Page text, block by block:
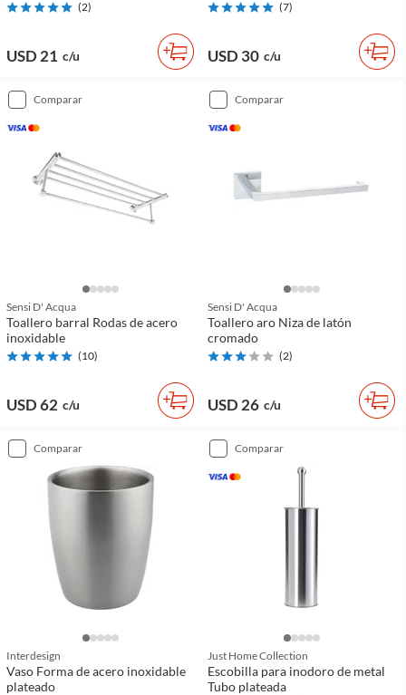
(2)
USD 21 c/u
(7)
USD 30 c/u
comparar
Sensi D' Acqua
Toallero barral Rodas de acero
inoxidable
(10)
USD 62 c/u
comparar
Sensi D' Acqua
Toallero aro Niza de latón
cromado
(2)
USD 26 c/u
comparar
Interdesign
Vaso Forma de acero inoxidable
plateado
comparar
Just Home Collection
Escobilla para inodoro de metal
Tubo plateada